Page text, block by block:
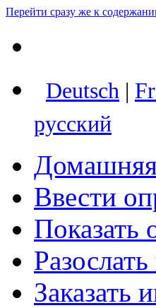
Перейти сразу же к
Deutsch |
русский
Ввести
Показать
Заказать